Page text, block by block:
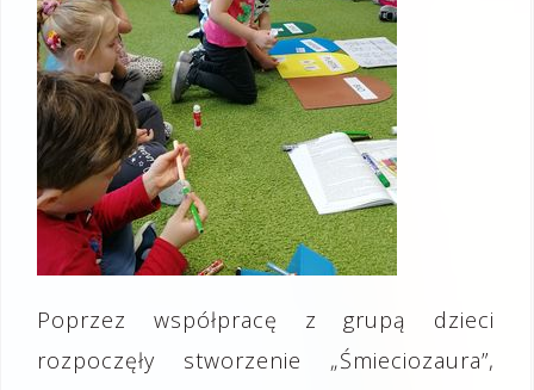
Poprzez współpracę z grupą dzieci
rozpoczęły stworzenie „Śmieciozaura”,